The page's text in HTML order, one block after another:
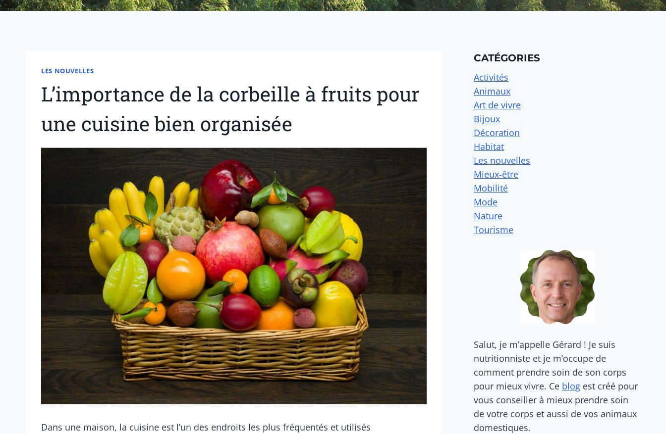
LES NOUVELLES
L’importance de la corbeille à fruits pour
une cuisine bien organisée
Dans une maison, la cuisine est l’un des endroits les plus fréquentés et utilisés
CATÉGORIES
Activités
Animaux
Art de vivre
Bijoux
Décoration
Habitat
Les nouvelles
Mieux-être
Mobilité
Mode
Nature
Tourisme
Salut, je m’appelle Gérard ! Je suis
nutritionniste et je m’occupe de
comment prendre soin de son corps
pour mieux vivre. Ce blog est créé pour
vous conseiller à mieux prendre soin
de votre corps et aussi de vos animaux
domestiques.